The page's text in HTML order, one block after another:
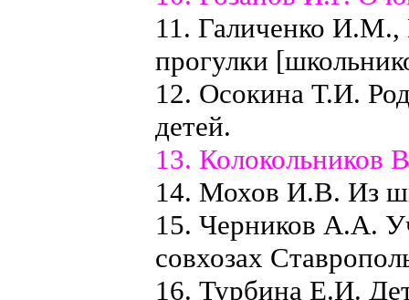
11. Галиченко
прогулки
12. Осокина Т.И.
детей.
13. Колокольников
14. Мохов И.В. Из
15. Черников А.А.
совхозах
16. Турбина Е.И.